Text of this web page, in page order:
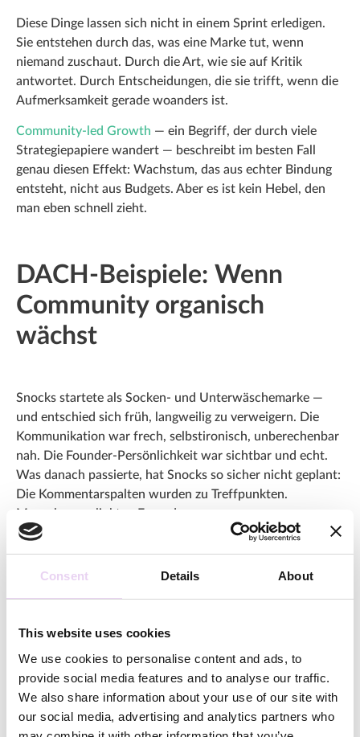
Consent Details About
This website uses cookies
We use cookies to personalise content and ads, to
provide social media features and to analyse our traffic.
We also share information about your use of our site with
our social media, advertising and analytics partners who
Diese Dinge lassen sich nicht in einem Sprint erledigen.
Sie entstehen durch das, was eine Marke tut, wenn
niemand zuschaut. Durch die Art, wie sie auf Kritik
antwortet. Durch Entscheidungen, die sie trifft, wenn die
Aufmerksamkeit gerade woanders ist.
Community-led Growth — ein Begriff, der durch viele
Strategiepapiere wandert — beschreibt im besten Fall
genau diesen Effekt: Wachstum, das aus echter Bindung
entsteht, nicht aus Budgets. Aber es ist kein Hebel, den
man eben schnell zieht.
DACH-Beispiele: Wenn
Community organisch
wächst
Snocks startete als Socken- und Unterwäschemarke —
und entschied sich früh, langweilig zu verweigern. Die
Kommunikation war frech, selbstironisch, unberechenbar
nah. Die Founder-Persönlichkeit war sichtbar und echt.
Was danach passierte, hat Snocks so sicher nicht geplant:
Die Kommentarspalten wurden zu Treffpunkten.
Menschen verlinkten Freunde.
Die Community bildete sich nicht, weil Snocks eine
etwas aufgebaut hatte, mit dem Menschen sich
identifizieren wollten.